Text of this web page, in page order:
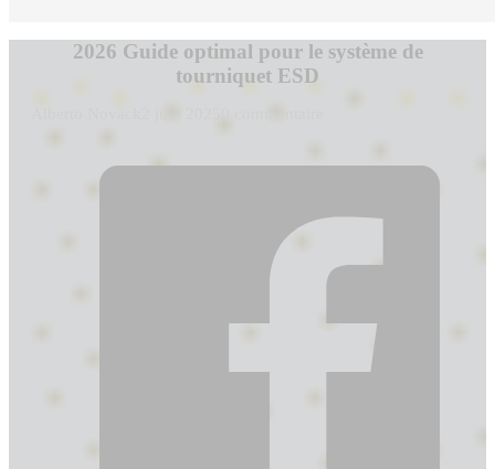
2026 Guide optimal pour le système de
tourniquet ESD